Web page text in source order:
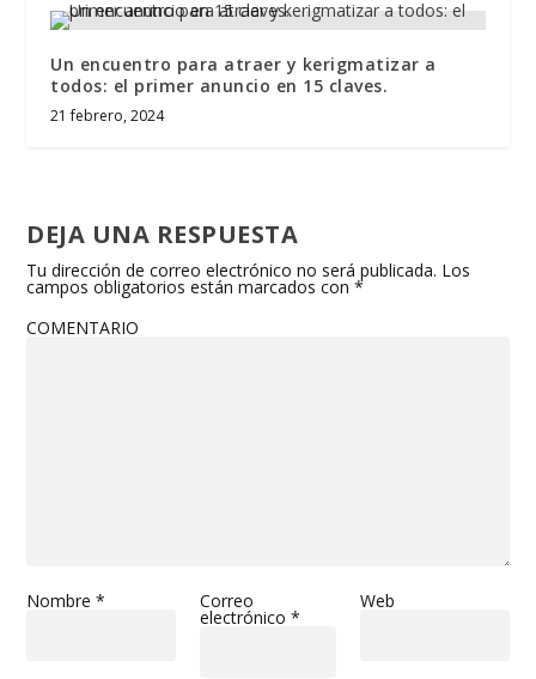
Un encuentro para atraer y kerigmatizar a
todos: el primer anuncio en 15 claves.
21 febrero, 2024
DEJA UNA RESPUESTA
Tu dirección de correo electrónico no será publicada. Los
campos obligatorios están marcados con*
COMENTARIO
Nombre* Correo
electrónico *
Web